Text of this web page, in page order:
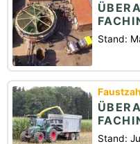
Stand:
Stand: